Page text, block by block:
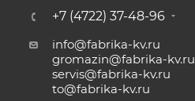
+7 (4722) 37-48-96
info@fabrika-kv.ru
gromazin@fabrika-kv.ru
servis@fabrika-kv.ru
to@fabrika-kv.ru